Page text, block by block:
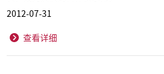
2012-07-31
查看详细